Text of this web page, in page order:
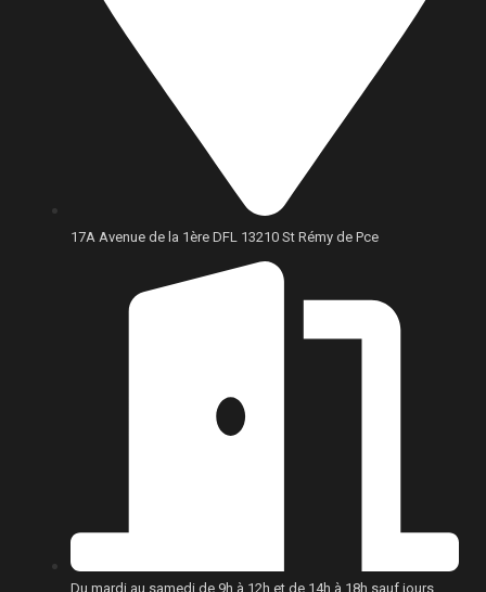
17A Avenue de la 1ère DFL 13210 St Rémy de Pce
Du mardi au samedi de 9h à 12h et de 14h à 18h sauf jours